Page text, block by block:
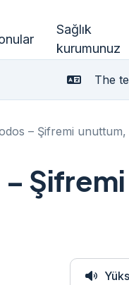
Sağlık
kurumunuz
The
– Şifremi